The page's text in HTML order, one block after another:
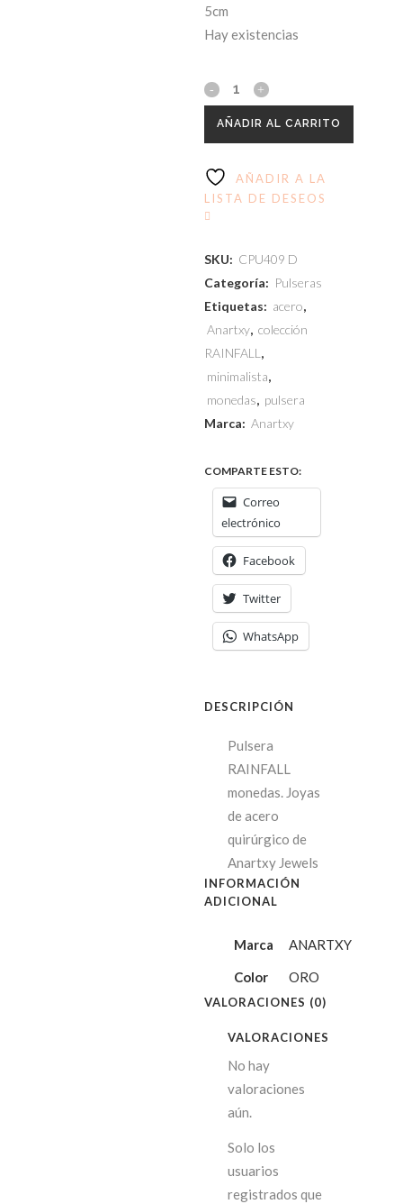
5cm
Hay existencias
AÑADIR AL CARRITO
AÑADIR A LA
LISTA DE DESEOS
SKU: CPU409 D
Categoría: Pulseras
Etiquetas: acero,
Anartxy, colección
RAINFALL ,
minimalista,
monedas, pulsera
Marca: Anartxy
COMPARTE ESTO:
Correo
electrónico
Facebook
Twitter
WhatsApp
DESCRIPCIÓN
Pulsera
RAINFALL
monedas. Joyas
de acero
quirúrgico de
Anartxy Jewels
INFORMACIÓN
ADICIONAL
Marca
ANARTXY
Color
ORO
VALORACIONES (0)
VALORACIONES
No hay
valoraciones
aún.
Solo los
usuarios
registrados que